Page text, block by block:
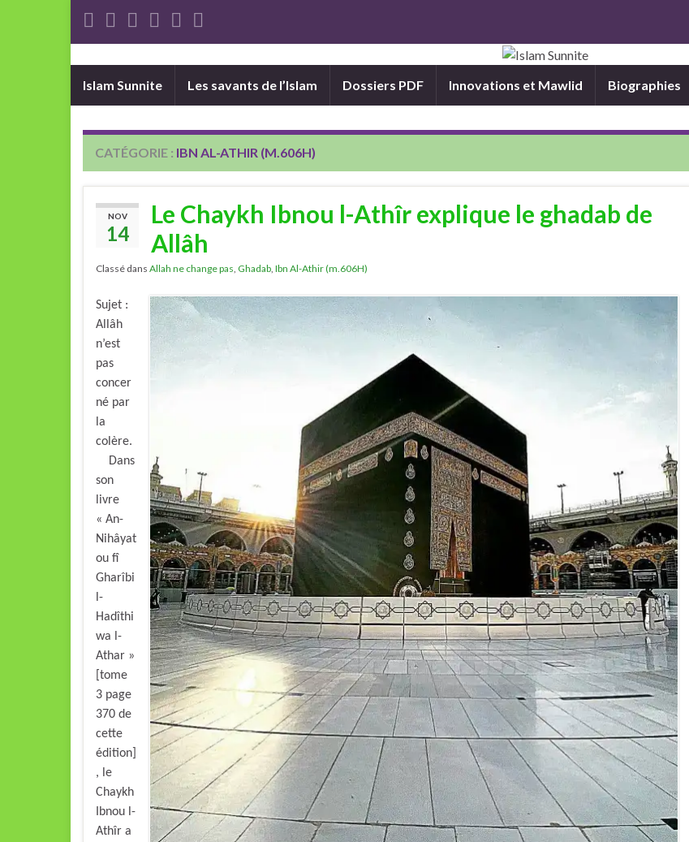
Islam Sunnite Les savants de l’Islam Dossiers PDF Innovations et Mawlid Biographies
CATÉGORIE : IBN AL-ATHIR (M.606H)
NOV
14
Le Chaykh Ibnou l-Athîr explique le ghadab de
Allâh
Classé dans Allah ne change pas Ghadab Ibn Al-Athir (m.606H)
Sujet :
Allâh
n’est
pas
concer
né par
la
colère.
Dans
son
livre
« An-
Nihâyat
ou fî
Gharîbi
l-
Hadîthi
wa l-
Athar »
[tome
3 page
370 de
cette
édition]
, le
Chaykh
Ibnou l-
Athîr a